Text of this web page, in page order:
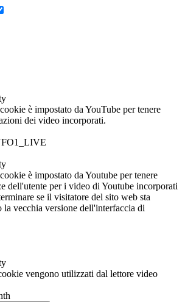
è impostato da YouTube per tenere
dei video incorporati.
è impostato da Youtube per tenere
dell'utente per i video di Youtube incorporati
se il visitatore del sito web sta
vecchia versione dell'interfaccia di
vengono utilizzati dal lettore video